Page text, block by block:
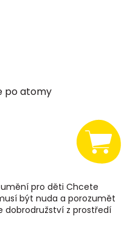
po atomy
pro děti Chcete
být nuda a porozumět
dobrodružství z prostředí